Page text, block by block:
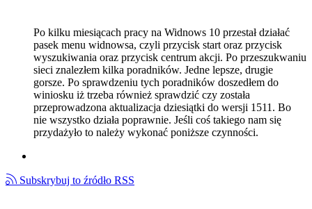
Po kilku miesiącach pracy na Widnows 10 przestał działać
pasek menu widnowsa, czyli przycisk start oraz przycisk
wyszukiwania oraz przycisk centrum akcji. Po przeszukwaniu
sieci znalezłem kilka poradników. Jedne lepsze, drugie
gorsze. Po sprawdzeniu tych poradników doszedłem do
winiosku iż trzeba również sprawdzić czy została
przeprowadzona aktualizacja dziesiątki do wersji 1511. Bo
nie wszystko działa poprawnie. Jeśli coś takiego nam się
przydażyło to należy wykonać poniższe czynności.
Subskrybuj to źródło RSS